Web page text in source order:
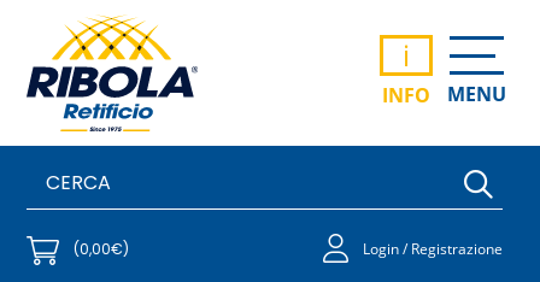
i
INFO MENU
(0,00€) Login / Registrazione